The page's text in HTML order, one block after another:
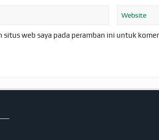
situs web saya pada peramban ini untuk